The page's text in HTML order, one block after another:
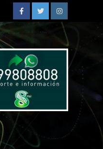
FacebookTwitterInstagram